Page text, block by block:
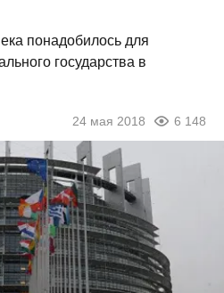
понадобилось для
государства в
24 мая 2018 6 148